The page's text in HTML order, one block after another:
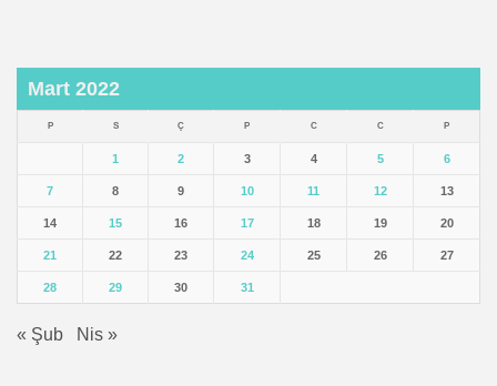
Mart 2022
P S Ç P C C P
1 2 3 4 5 6
7 8 9 10 11 12 13
14 15 16 17 18 19 20
21 22 23 24 25 26 27
28 29 30 31
« Şub Nis »